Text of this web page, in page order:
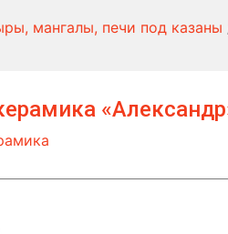
мангалы, печи под казаны